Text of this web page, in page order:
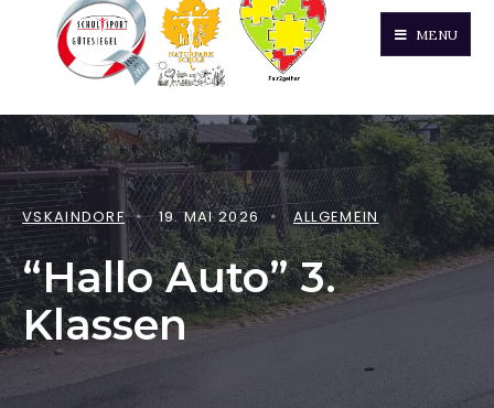
MENU
VSKAINDORF • 19. MAI 2026 • ALLGEMEIN
“Hallo Auto” 3.
Klassen